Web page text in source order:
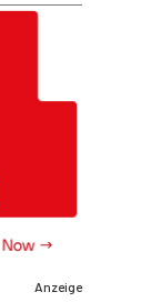
Anzeige